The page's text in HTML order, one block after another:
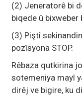
(2) Jeneratorê bi
biqede û bixweber
(3) Piştî
pozîsyona STOP.
Rêbaza qutkirina
sotemeniya mayî
dirêj ve bigire, ku